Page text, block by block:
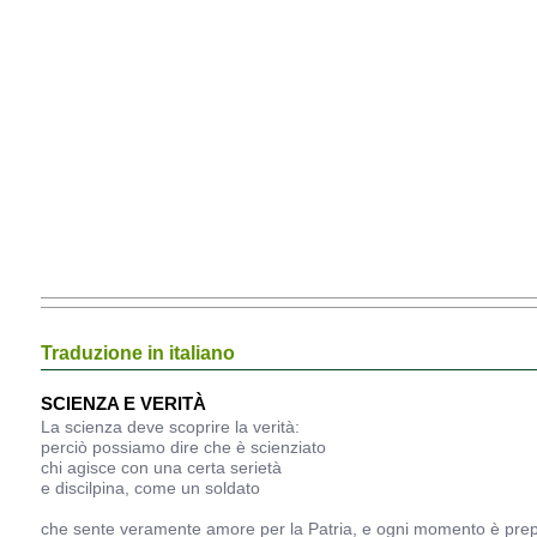
Traduzione in italiano
SCIENZA E VERITÀ
La scienza deve scoprire la verità:
perciò possiamo dire che è scienziato
chi agisce con una certa serietà
e discilpina, come un soldato
che sente veramente amore per la Patria, e ogni momento è